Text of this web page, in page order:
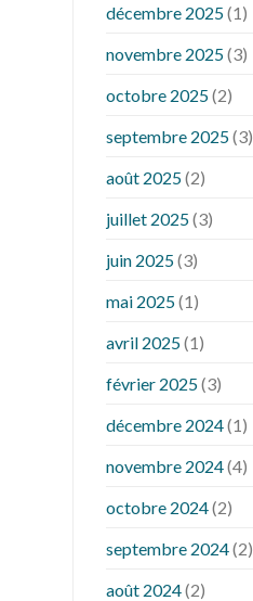
décembre 2025(1)
novembre 2025(3)
octobre 2025(2)
septembre 2025(3)
août 2025(2)
juillet 2025(3)
juin 2025(3)
mai 2025(1)
avril 2025(1)
février 2025(3)
décembre 2024(1)
novembre 2024(4)
octobre 2024(2)
septembre 2024(2)
août 2024(2)